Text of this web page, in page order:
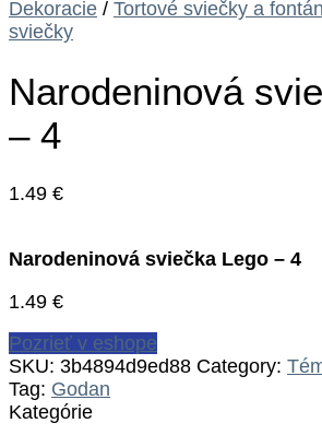
Dekoracie / Tortové sviečky a
sviečky
Narodeninová
– 4
1.49 €
Narodeninová sviečka Lego – 4
1.49 €
Pozrieť v eshope
SKU: 3b4894d9ed88 Category:
Tag: Godan
Kategórie